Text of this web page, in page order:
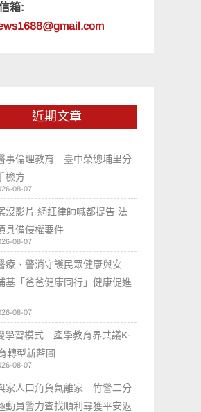
箱:
近期文章
事倫理教育 臺中榮總埔里分
檢方
08-07
沒影片 網紅律師喊都提告 法
具備侵權要件
08-07
療、警消守護民眾健康與安
「爸爸健康同行」健康促進
08-07
學習模式 產學教育界共議K-
轉型新藍圖
08-07
家人口角負氣離家 竹警二分
動員警力查找順利尋獲平安返